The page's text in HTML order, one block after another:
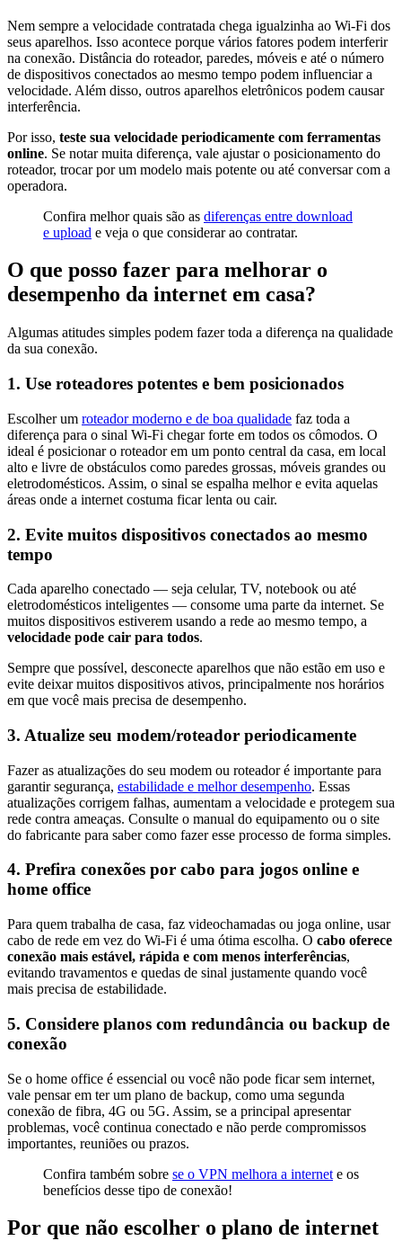
Nem sempre a velocidade contratada chega igualzinha ao Wi-Fi dos
seus aparelhos. Isso acontece porque vários fatores podem interferir
na conexão. Distância do roteador, paredes, móveis e até o número
de dispositivos conectados ao mesmo tempo podem influenciar a
velocidade. Além disso, outros aparelhos eletrônicos podem causar
interferência.
Por isso, teste sua velocidade periodicamente com ferramentas
online. Se notar muita diferença, vale ajustar o posicionamento do
roteador, trocar por um modelo mais potente ou até conversar com a
operadora.
Confira melhor quais são as diferenças entre download
e upload e veja o que considerar ao contratar.
O que posso fazer para melhorar o
desempenho da internet em casa?
Algumas atitudes simples podem fazer toda a diferença na qualidade
da sua conexão.
1. Use roteadores potentes e bem posicionados
Escolher um roteador moderno e de boa qualidade faz toda a
diferença para o sinal Wi-Fi chegar forte em todos os cômodos. O
ideal é posicionar o roteador em um ponto central da casa, em local
alto e livre de obstáculos como paredes grossas, móveis grandes ou
eletrodomésticos. Assim, o sinal se espalha melhor e evita aquelas
áreas onde a internet costuma ficar lenta ou cair.
2. Evite muitos dispositivos conectados ao mesmo
tempo
Cada aparelho conectado — seja celular, TV, notebook ou até
eletrodomésticos inteligentes — consome uma parte da internet. Se
muitos dispositivos estiverem usando a rede ao mesmo tempo, a
velocidade pode cair para todos.
Sempre que possível, desconecte aparelhos que não estão em uso e
evite deixar muitos dispositivos ativos, principalmente nos horários
em que você mais precisa de desempenho.
3. Atualize seu modem/roteador periodicamente
Fazer as atualizações do seu modem ou roteador é importante para
garantir segurança, estabilidade e melhor desempenho. Essas
atualizações corrigem falhas, aumentam a velocidade e protegem sua
rede contra ameaças. Consulte o manual do equipamento ou o site
do fabricante para saber como fazer esse processo de forma simples.
4. Prefira conexões por cabo para jogos online e
home office
Para quem trabalha de casa, faz videochamadas ou joga online, usar
cabo de rede em vez do Wi-Fi é uma ótima escolha. O cabo oferece
conexão mais estável, rápida e com menos interferências,
evitando travamentos e quedas de sinal justamente quando você
mais precisa de estabilidade.
5. Considere planos com redundância ou backup de
conexão
Se o home office é essencial ou você não pode ficar sem internet,
vale pensar em ter um plano de backup, como uma segunda
conexão de fibra, 4G ou 5G. Assim, se a principal apresentar
problemas, você continua conectado e não perde compromissos
importantes, reuniões ou prazos.
Confira também sobre se o VPN melhora a internet e os
benefícios desse tipo de conexão!
Por que não escolher o plano de internet